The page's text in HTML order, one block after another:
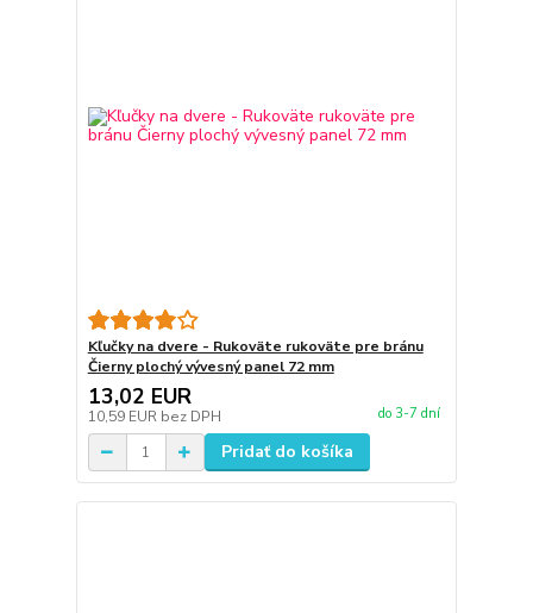
Kľučky na dvere - Rukoväte rukoväte pre bránu
Čierny plochý vývesný panel 72 mm
13,02 EUR
10,59 EUR bez DPH do 3-7 dní
Pridať do košíka